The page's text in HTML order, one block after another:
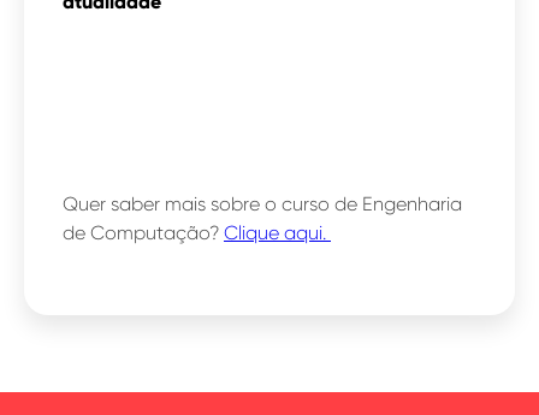
Quer saber mais sobre o curso de Engenharia
de Computação? Clique aqui.